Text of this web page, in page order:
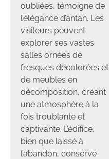
oubliées, témoigne de
l’élégance d’antan. Les
visiteurs peuvent
explorer ses vastes
salles ornées de
fresques décolorées et
de meubles en
décomposition, créant
une atmosphère à la
fois troublante et
captivante. L’édifice,
bien que laissé à
l’abandon, conserve